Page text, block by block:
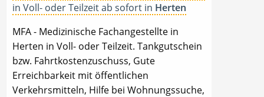
in Voll- oder Teilzeit ab sofort in Herten
MFA - Medizinische Fachangestellte in
Herten in Voll- oder Teilzeit. Tankgutschein
bzw. Fahrtkostenzuschuss, Gute
Erreichbarkeit mit öffentlichen
Verkehrsmitteln, Hilfe bei Wohnungssuche,